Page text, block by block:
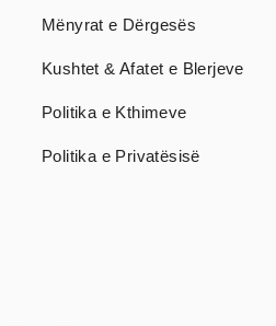
Mënyrat e Dërgesës
Kushtet & Afatet e Blerjeve
Politika e Kthimeve
Politika e Privatësisë